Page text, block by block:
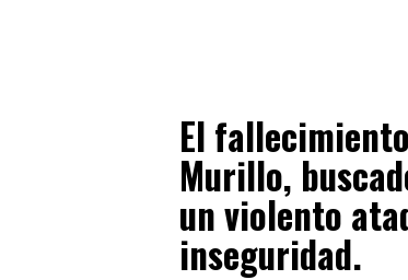
El
Murillo,
un violento
inseguridad.